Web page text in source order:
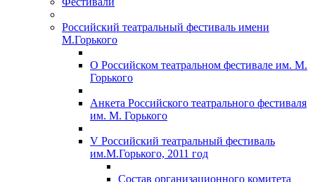
Российский театральный фестиваль имени
М.Горького
О Российском театральном фестивале им. М.
Горького
Анкета Российского театрального фестиваля
им. М. Горького
V Российский театральный фестиваль
им.М.Горького, 2011 год
Состав организационного комитета